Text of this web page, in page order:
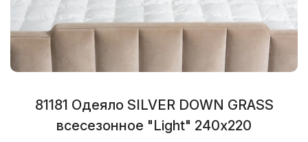
81181 Одеяло SILVER DOWN GRASS
всесезонное "Light" 240х220